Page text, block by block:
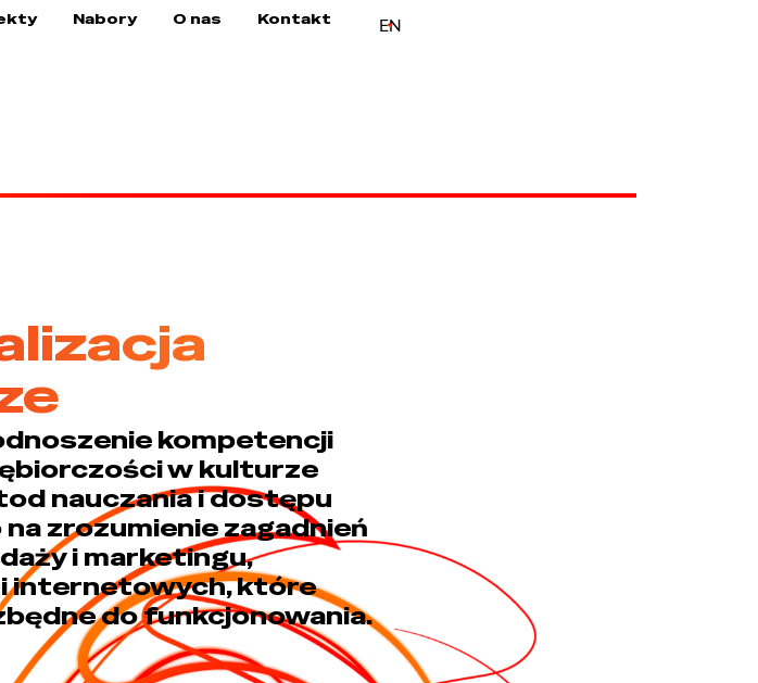
Nabory O nas Kontakt EN
kompetencji
w kulturze
nauczania i dostępu
zrozumienie zagadnień
i marketingu,
internetowych, które
do funkcjonowania.